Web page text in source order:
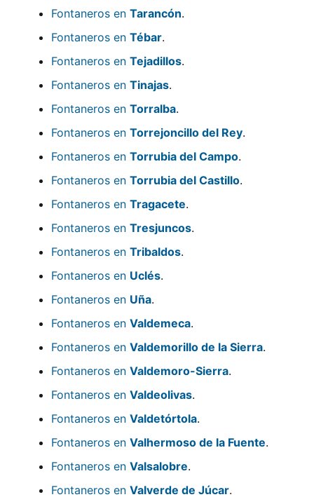
Fontaneros en Tarancón.
Fontaneros en Tébar.
Fontaneros en Tejadillos.
Fontaneros en Tinajas.
Fontaneros en Torralba.
Fontaneros en Torrejoncillo del Rey.
Fontaneros en Torrubia del Campo.
Fontaneros en Torrubia del Castillo.
Fontaneros en Tragacete.
Fontaneros en Tresjuncos.
Fontaneros en Tribaldos.
Fontaneros en Uclés.
Fontaneros en Uña.
Fontaneros en Valdemeca.
Fontaneros en Valdemorillo de la Sierra.
Fontaneros en Valdemoro-Sierra.
Fontaneros en Valdeolivas.
Fontaneros en Valdetórtola.
Fontaneros en Valhermoso de la Fuente.
Fontaneros en Valsalobre.
Fontaneros en Valverde de Júcar.